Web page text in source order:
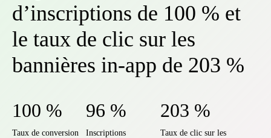
d’inscriptions de 100 % et
le taux de clic sur les
bannières in-app de 203 %
100 %
Taux de conversion
96 %
Inscriptions
203 %
Taux de clic sur les